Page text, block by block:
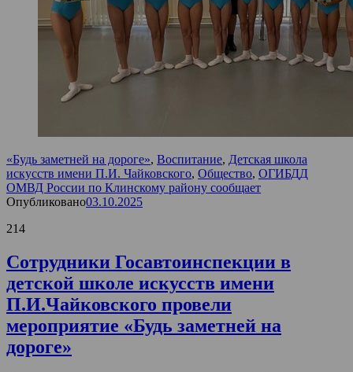
«Будь заметней на дороге», Воспитание, Детская школа
искусств имени П.И. Чайковского, Общество, ОГИБДД
ОМВД России по Клинскому району сообщает
Опубликовано03.10.2025
214
Сотрудники Госавтоинспекции в
детской школе искусств имени
П.И.Чайковского провели
мероприятие «Будь заметней на
дороге»